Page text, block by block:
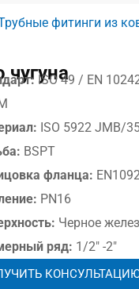
фитинги из
ISO 49 / EN
ISO 5922 JMB/
BSPT
фланца:
PN16
Черное
ряд: 1/2″ -2″